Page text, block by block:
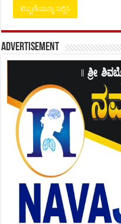
Advertisement